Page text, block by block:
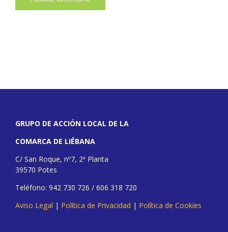
GRUPO DE ACCIÓN LOCAL DE LA
COMARCA DE LIÉBANA
C/ San Roque, nº7, 2ª Planta
39570 Potes
Teléfono: 942 730 726 / 606 318 720
Aviso Legal | Política de Privacidad | Política de Cookies